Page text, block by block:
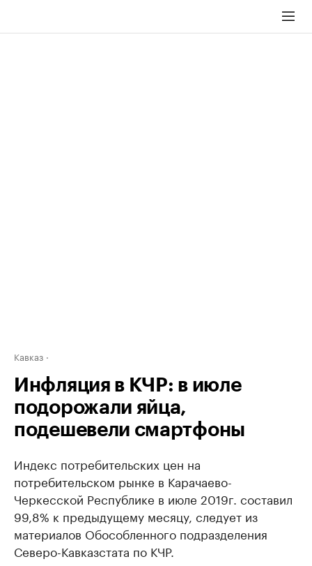
Кавказ
Инфляция в КЧР: в июле
подорожали яйца,
подешевели смартфоны
Индекс потребительских цен на
потребительском рынке в Карачаево-
Черкесской Республике в июле 2019г. составил
99,8% к предыдущему месяцу, следует из
материалов Обособленного подразделения
Северо-Кавказстата по КЧР.